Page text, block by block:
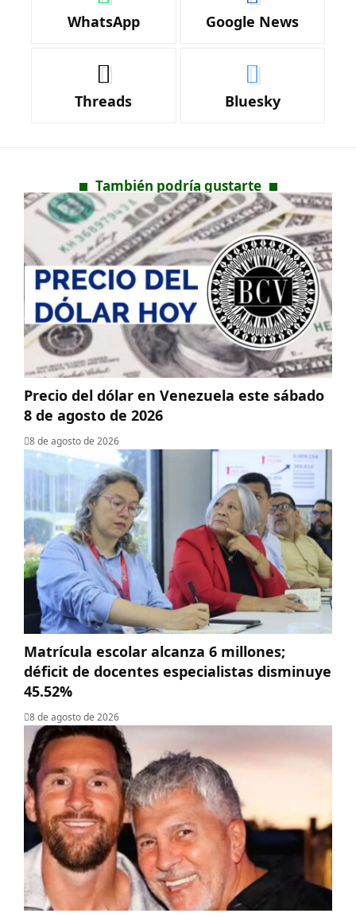
WhatsApp Google News
Threads Bluesky
También podría gustarte
Precio del dólar en Venezuela este sábado
8 de agosto de 2026
8 de agosto de 2026
Matrícula escolar alcanza 6 millones;
déficit de docentes especialistas disminuye
45.52%
8 de agosto de 2026